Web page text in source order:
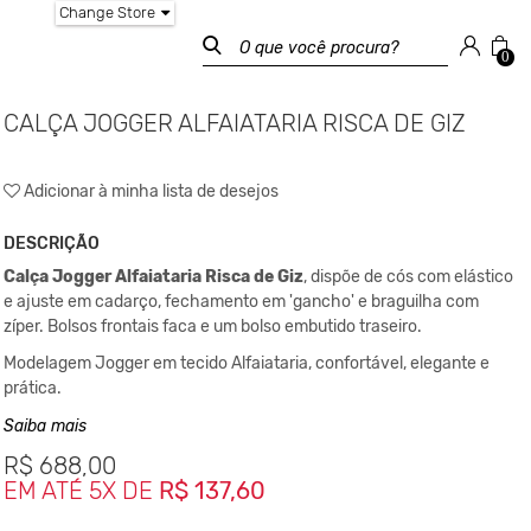
Change Store
0
CALÇA JOGGER ALFAIATARIA RISCA DE GIZ
Adicionar à minha lista de desejos
DESCRIÇÃO
Calça Jogger Alfaiataria Risca de Giz, dispõe de cós com elástico
e ajuste em cadarço, fechamento em 'gancho' e braguilha com
zíper. Bolsos frontais faca e um bolso embutido traseiro.
Modelagem Jogger em tecido Alfaiataria, confortável, elegante e
prática.
Composição:
82% Poliéster / 15% Viscose / 3% Elastano
Medidas da peça:
Saiba mais
R$ 688,00
EM ATÉ 5X DE R$ 137,60